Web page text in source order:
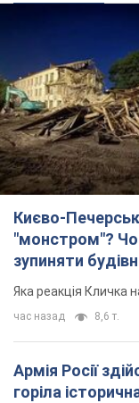
Києво-
"монстром"?
зупиняти
"московського
Яка реакція Кличка
час назад 8,6 т.
Армія Росії
горіла